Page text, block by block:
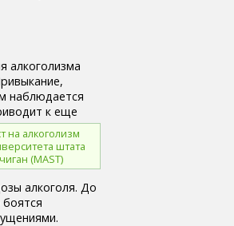
алкоголизма
наблюдается
к еще
на алкоголизм
штата
(MAST)
алкоголя. До